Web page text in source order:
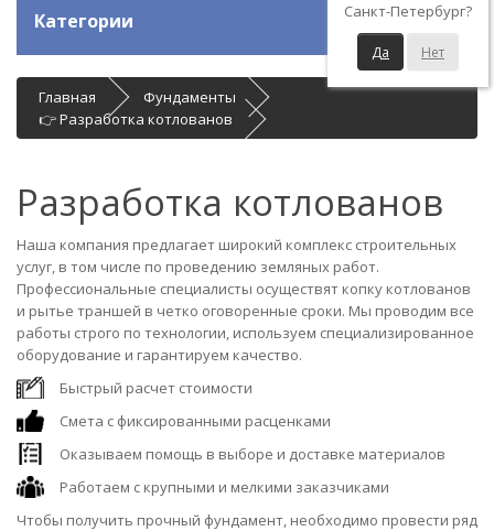
Санкт-Петербург?
Да Нет
Категории
Главная
Фундаменты
👉 Разработка котлованов
Разработка котлованов
Наша компания предлагает широкий комплекс строительных
услуг, в том числе по проведению земляных работ.
Профессиональные специалисты осуществят копку котлованов
и рытье траншей в четко оговоренные сроки. Мы проводим все
работы строго по технологии, используем специализированное
оборудование и гарантируем качество.
Быстрый расчет стоимости
Смета с фиксированными расценками
Оказываем помощь в выборе и доставке материалов
Работаем с крупными и мелкими заказчиками
Чтобы получить прочный фундамент, необходимо провести ряд